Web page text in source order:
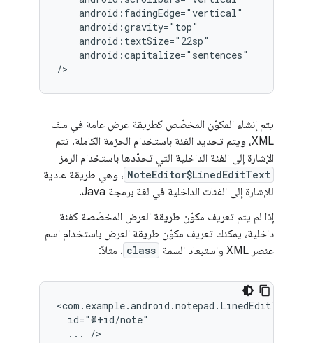
android:capitalize="sentences"
/>
يتم إنشاء المكوّن المخصّص كطريقة عرض عامة في ملف
XML، ويتم تحديد الفئة باستخدام الحزمة الكاملة. تتم
الإشارة إلى الفئة الداخلية التي تحدّدها باستخدام الرمز
NoteEditor$LinedEditText ، وهي طريقة عادية
للإشارة إلى الفئات الداخلية في لغة برمجة Java.
إذا لم يتم تعريف مكوّن طريقة العرض المخصّصة كفئة
داخلية، يمكنك تعريف مكوّن طريقة العرض باستخدام اسم
عنصر XML واستبعاد السمة
class . مثلاً:
...
/>